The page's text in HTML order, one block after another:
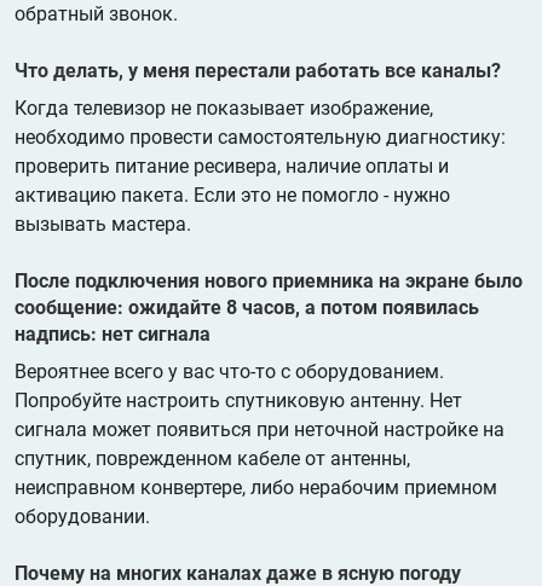
обратный звонок.
Что делать, у меня перестали работать все каналы?
Когда телевизор не показывает изображение,
необходимо провести самостоятельную диагностику:
проверить питание ресивера, наличие оплаты и
активацию пакета. Если это не помогло - нужно
вызывать мастера.
После подключения нового приемника на экране было
сообщение: ожидайте 8 часов, а потом появилась
надпись: нет сигнала
Вероятнее всего у вас что-то с оборудованием.
Попробуйте настроить спутниковую антенну. Нет
сигнала может появиться при неточной настройке на
спутник, поврежденном кабеле от антенны,
неисправном конвертере, либо нерабочим приемном
оборудовании.
Почему на многих каналах даже в ясную погоду